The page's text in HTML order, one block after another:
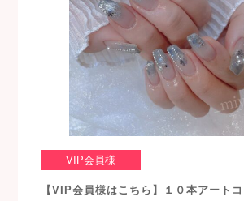
VIP会員様
【VIP会員様はこちら】１０本アート